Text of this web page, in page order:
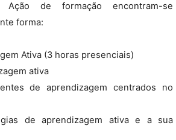
de formação encontram-se
forma:
Ativa (3 horas presenciais)
ativa
de aprendizagem centrados no
de aprendizagem ativa e a sua